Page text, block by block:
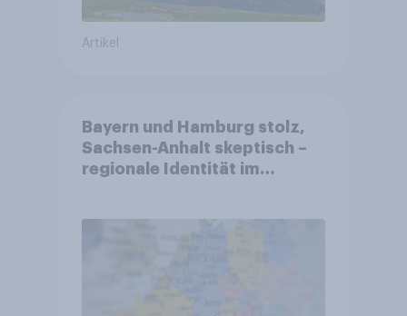
Artikel
Bayern und Hamburg stolz,
Sachsen-Anhalt skeptisch –
regionale Identität im